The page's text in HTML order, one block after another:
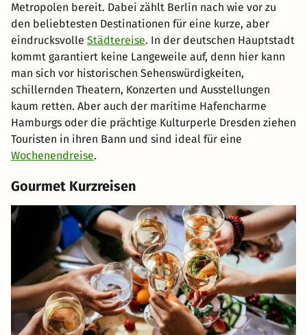
Metropolen bereit. Dabei zählt Berlin nach wie vor zu
den beliebtesten Destinationen für eine kurze, aber
eindrucksvolle Städtereise. In der deutschen Hauptstadt
kommt garantiert keine Langeweile auf, denn hier kann
man sich vor historischen Sehenswürdigkeiten,
schillernden Theatern, Konzerten und Ausstellungen
kaum retten. Aber auch der maritime Hafencharme
Hamburgs oder die prächtige Kulturperle Dresden ziehen
Touristen in ihren Bann und sind ideal für eine
Wochenendreise.
Gourmet Kurzreisen